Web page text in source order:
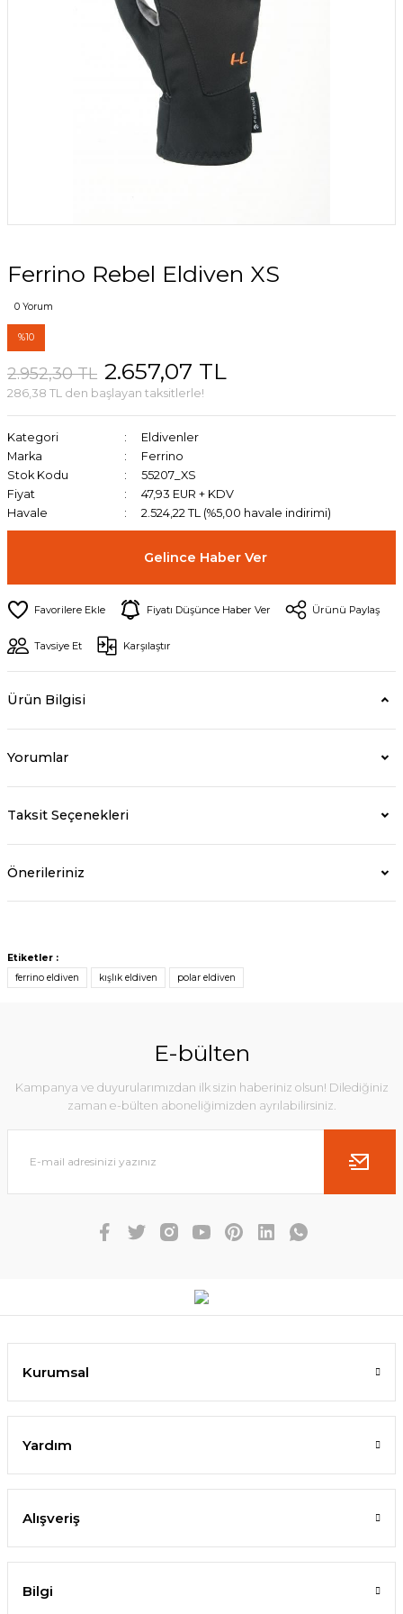
Ferrino Rebel Eldiven XS
0 Yorum
%10
2.952,30 TL 2.657,07 TL
286,38 TL den başlayan taksitlerle!
Kategori
Eldivenler
Marka
Ferrino
Stok Kodu
55207_XS
Fiyat
47,93 EUR + KDV
Havale
2.524,22 TL (%5,00 havale indirimi)
Gelince Haber Ver
Fiyatı Düşünce Haber Ver Ürünü Paylaş
Tavsiye Et Karşılaştır
Ürün Bilgisi
Yorumlar
Taksit Seçenekleri
Önerileriniz
Etiketler :
ferrino eldiven
kışlık eldiven polar eldiven
E-bülten
Kampanya ve duyurularımızdan ilk sizin haberiniz olsun! Dilediğiniz
zaman e-bülten aboneliğimizden ayrılabilirsiniz.
Kurumsal
Yardım
Alışveriş
Bilgi